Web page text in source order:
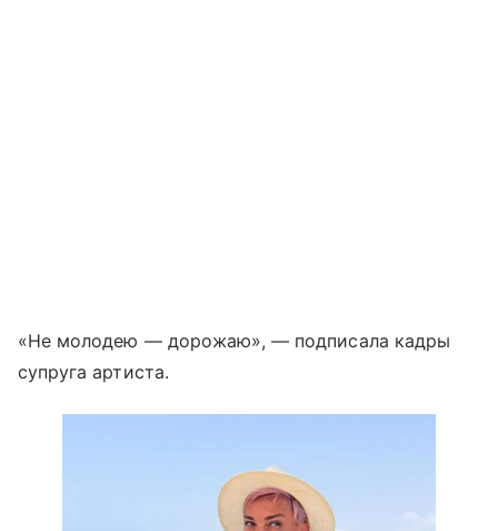
«Не молодею — дорожаю», — подписала кадры
супруга артиста.